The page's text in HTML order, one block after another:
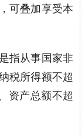
可叠加享受本
指从事国家非
税所得额不超
资产总额不超